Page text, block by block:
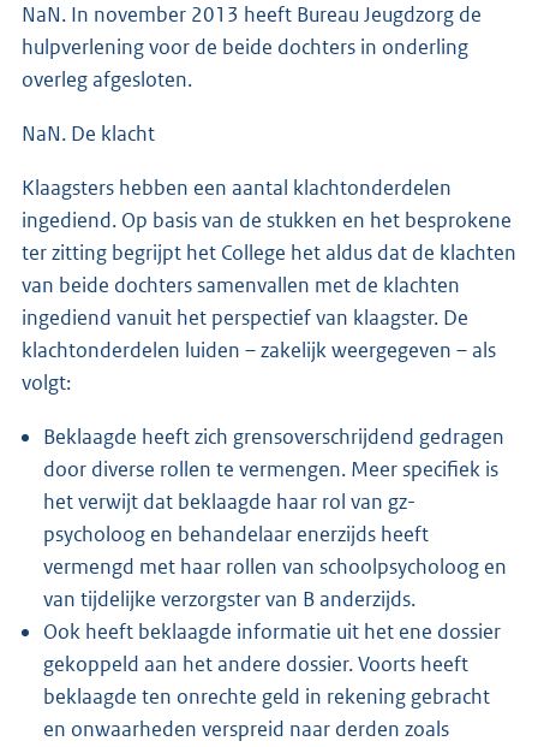
NaN. In november 2013 heeft Bureau Jeugdzorg de
hulpverlening voor de beide dochters in onderling
overleg afgesloten.
NaN. De klacht
Klaagsters hebben een aantal klachtonderdelen
ingediend. Op basis van de stukken en het besprokene
ter zitting begrijpt het College het aldus dat de klachten
van beide dochters samenvallen met de klachten
ingediend vanuit het perspectief van klaagster. De
klachtonderdelen luiden – zakelijk weergegeven – als
volgt:
Beklaagde heeft zich grensoverschrijdend gedragen
door diverse rollen te vermengen. Meer specifiek is
het verwijt dat beklaagde haar rol van gz-
psycholoog en behandelaar enerzijds heeft
vermengd met haar rollen van schoolpsycholoog en
van tijdelijke verzorgster van B anderzijds.
Ook heeft beklaagde informatie uit het ene dossier
gekoppeld aan het andere dossier. Voorts heeft
beklaagde ten onrechte geld in rekening gebracht
en onwaarheden verspreid naar derden zoals